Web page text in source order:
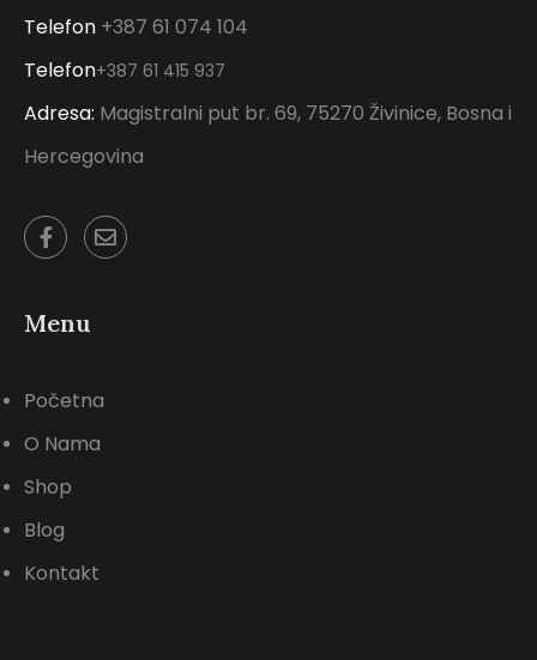
Telefon +387 61 074 104
Telefon+387 61 415 937
Adresa: Magistralni put br. 69, 75270 Živinice, Bosna i
Hercegovina
Menu
Početna
O Nama
Shop
Blog
Kontakt